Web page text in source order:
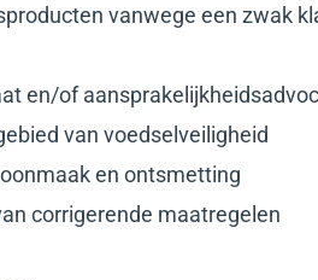
vanwege een zwak
en/of
van voedselveiligheid
en ontsmetting
corrigerende maatregelen